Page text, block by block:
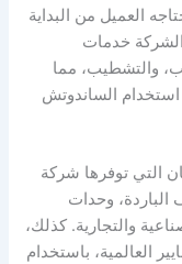
العميل من البداية
خدمات
والتشطيب، مما
استخدام الساندوتش
التي توفرها شركة
وحدات
والتجارية. كذلك،
العالمية، باستخدام